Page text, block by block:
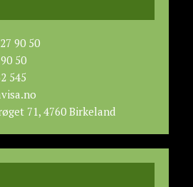
90 50
50
545
71, 4760 Birkeland